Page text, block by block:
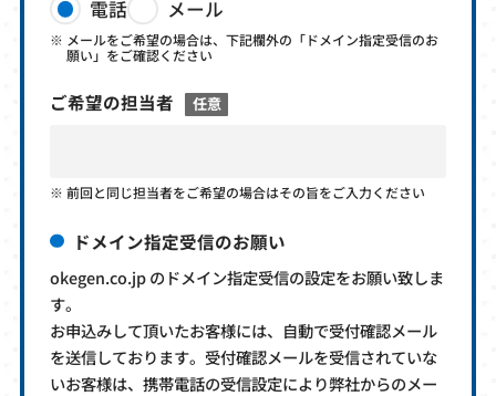
電話 メール
メールをご希望の場合は、下記欄外の「ドメイン指定受信のお
願い」をご確認ください
ご希望の担当者 任意
前回と同じ担当者をご希望の場合はその旨をご入力ください
ドメイン指定受信のお願い
okegen.co.jp のドメイン指定受信の設定をお願い致しま
す。
お申込みして頂いたお客様には、自動で受付確認メール
を送信しております。受付確認メールを受信されていな
いお客様は、携帯電話の受信設定により弊社からのメー